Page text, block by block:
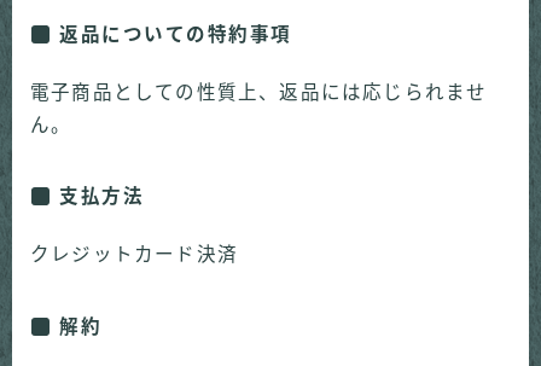
返品についての特約事項
電子商品としての性質上、返品には応じられませ
ん。
支払方法
クレジットカード決済
解約